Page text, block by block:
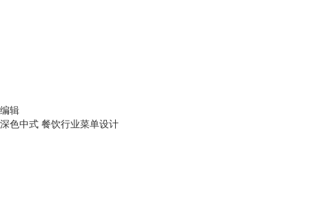
编辑
深色中式 餐饮行业菜单设计